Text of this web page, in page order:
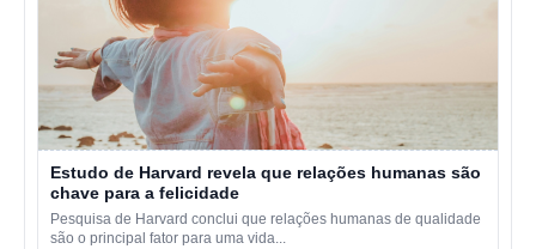
Estudo de Harvard revela que relações humanas são
chave para a felicidade
Pesquisa de Harvard conclui que relações humanas de qualidade
são o principal fator para uma vida...